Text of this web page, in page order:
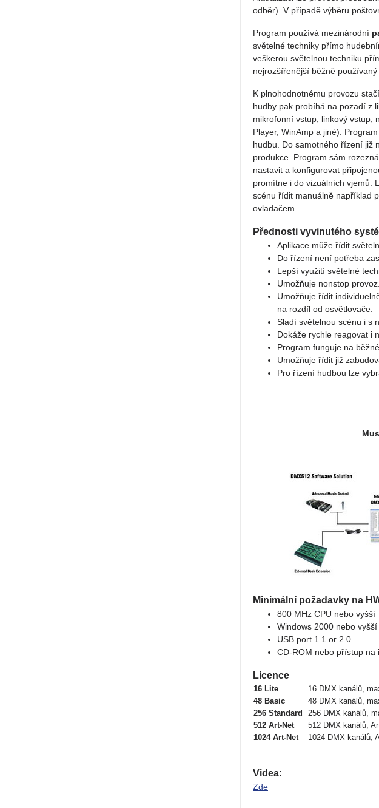
odběr). V případě výběru
Program používá mezinárodní
světelné techniky přímo
veškerou světelnou techniku
nejrozšířenější běžně
K plnohodnotnému provozu
hudby pak probíhá na pozadí z
mikrofonní vstup, linkový vstup,
Player, WinAmp a jiné).
hudbu. Do samotného řízení již
produkce. Program sám
nastavit a konfigurovat
promítne i do vizuálních vjemů.
scénu řídit manuálně například
ovladačem.
Přednosti vyvinutého
Aplikace může řídit
Do řízení není potřeba
Lepší využití světelné
Umožňuje nonstop provoz.
Umožňuje řídit
na rozdíl od osvětlovače.
Sladí světelnou scénu i s
Dokáže rychle reagovat i
Program funguje na
Umožňuje řídit již
Pro řízení hudbou lze
Minimální požadavky na
800 MHz CPU nebo vyšší
Windows 2000 nebo
USB port 1.1 or 2.0
CD-ROM nebo přístup na
Licence
16 Lite
16 DMX kanálů,
48 Basic
48 DMX kanálů,
256 Standard
256 DMX kanálů,
512 Art-Net
512 DMX kanálů,
1024 Art-Net
1024 DMX kanálů,
Videa:
Zde